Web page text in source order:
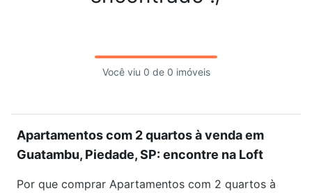
Você viu 0 de 0 imóveis
Apartamentos com 2 quartos à venda em
Guatambu, Piedade, SP: encontre na Loft
Por que comprar Apartamentos com 2 quartos à